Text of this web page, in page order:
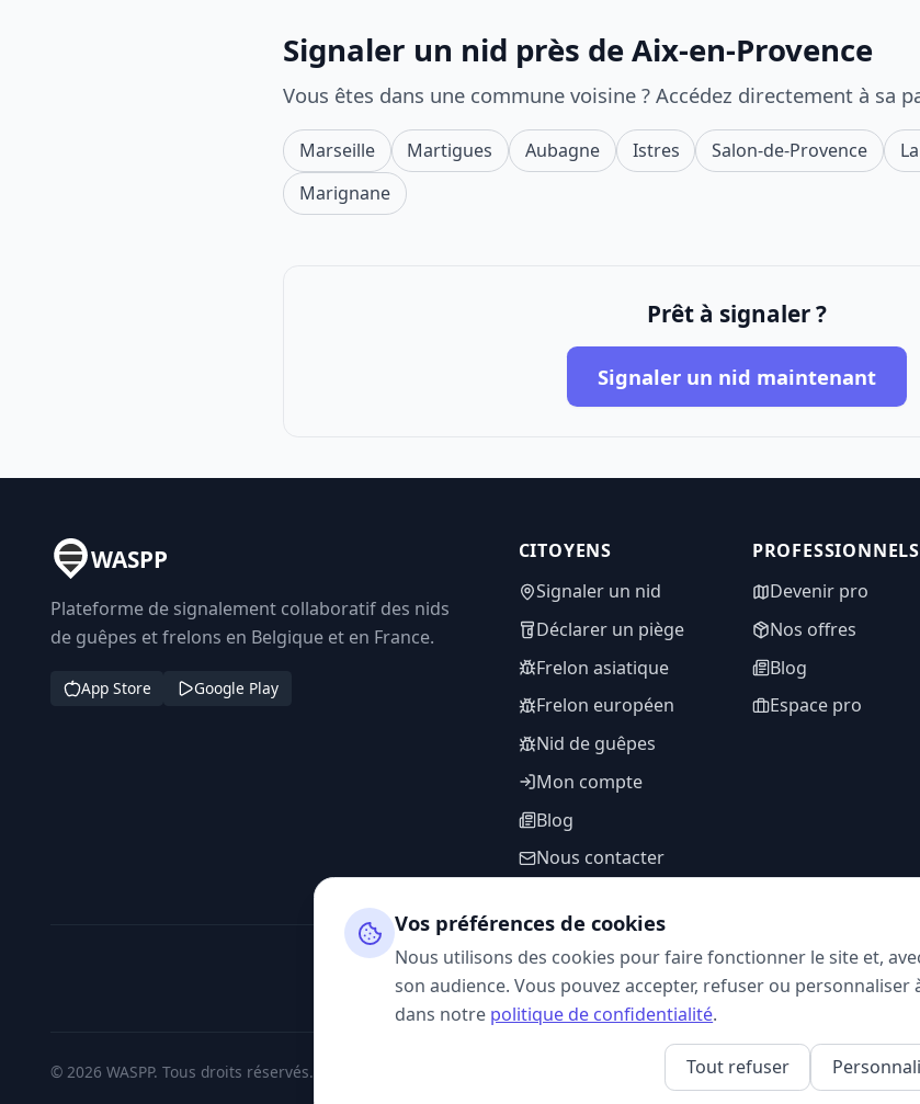
Signaler un nid près de Aix-en-Provence
Vous êtes dans une commune voisine ? Accédez directement à sa
Marseille Martigues Aubagne Istres Salon-de-Provence
Marignane
Prêt à signaler ?
Signaler un nid maintenant
WASPP
Plateforme de signalement collaboratif des nids
de guêpes et frelons en Belgique et en France.
App Store Google Play
CITOYENS
Signaler un nid
Déclarer un piège
Frelon asiatique
Frelon européen
Nid de guêpes
Mon compte
Blog
Nous contacter
PROFESSIONNELS
Devenir pro
Nos offres
Blog
Espace pro
SUIVEZ-NOUS
© 2026 WASPP. Tous droits réservés.
Vos préférences de cookies
Nous utilisons des cookies pour faire fonctionner le site et,
son audience. Vous pouvez accepter, refuser ou
dans notre politique de confidentialité.
Tout refuser